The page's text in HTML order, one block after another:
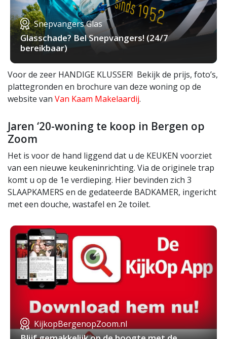
Snepvangers Glas
Glasschade? Bel Snepvangers! (24/7
bereikbaar)
Voor de zeer HANDIGE KLUSSER! Bekijk de prijs, foto’s,
plattegronden en brochure van deze woning op de
website van Van Kaam Makelaardij.
Jaren ‘20-woning te koop in Bergen op
Zoom
Het is voor de hand liggend dat u de KEUKEN voorziet
van een nieuwe keukeninrichting. Via de originele trap
komt u op de 1e verdieping. Hier bevinden zich 3
SLAAPKAMERS en de gedateerde BADKAMER, ingericht
met een douche, wastafel en 2e toilet.
KijkopBergenopZoom.nl